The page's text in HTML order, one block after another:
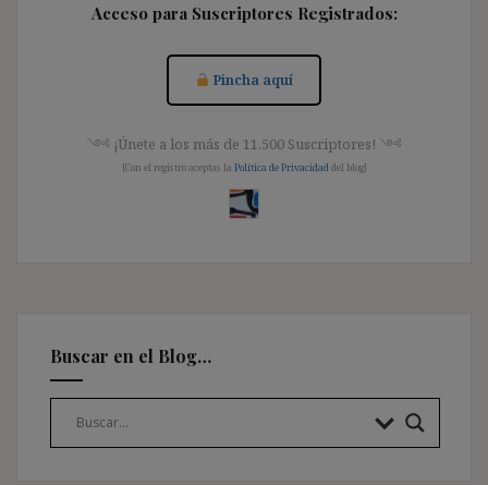
Acceso para Suscriptores Registrados:
Pincha aquí
༺ ¡Únete a los más de 11.500 Suscriptores! ༺
[Con el registro aceptas la Política de Privacidad del blog]
Buscar en el Blog…